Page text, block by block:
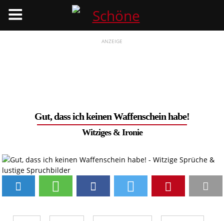
ANZEIGE
Gut, dass ich keinen Waffenschein habe!
Witziges& Ironie